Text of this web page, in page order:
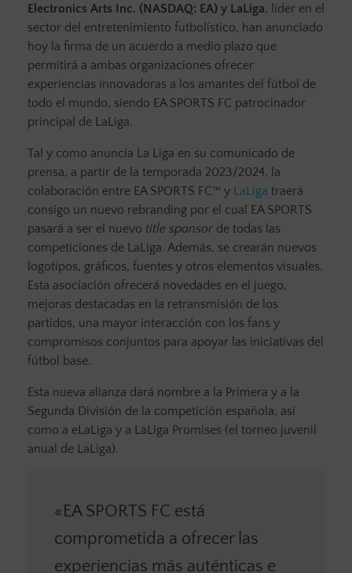
Electronics Arts Inc. (NASDAQ: EA) y LaLiga, líder en el
sector del entretenimiento futbolístico, han anunciado
hoy la firma de un acuerdo a medio plazo que
permitirá a ambas organizaciones ofrecer
experiencias innovadoras a los amantes del fútbol de
todo el mundo, siendo EA SPORTS FC patrocinador
principal de LaLiga.
Tal y como anuncia La Liga en su comunicado de
prensa, a partir de la temporada 2023/2024, la
colaboración entre EA SPORTS FC™ y LaLiga traerá
consigo un nuevo rebranding por el cual EA SPORTS
pasará a ser el nuevo title sponsor de todas las
competiciones de LaLiga. Además, se crearán nuevos
logotipos, gráficos, fuentes y otros elementos visuales.
Esta asociación ofrecerá novedades en el juego,
mejoras destacadas en la retransmisión de los
partidos, una mayor interacción con los fans y
compromisos conjuntos para apoyar las iniciativas del
fútbol base.
Esta nueva alianza dará nombre a la Primera y a la
Segunda División de la competición española, así
como a eLaLiga y a LaLiga Promises (el torneo juvenil
anual de LaLiga).
«EA SPORTS FC está
comprometida a ofrecer las
experiencias más auténticas e